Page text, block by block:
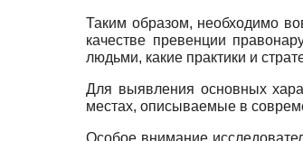
Таким образом, необходимо
качестве превенции
людьми, какие практики и
Для выявления основных
местах, описываемые в
Особое внимание